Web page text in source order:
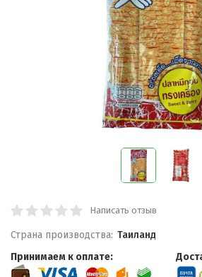
Написать отзыв
Страна производства: Таиланд
Принимаем к оплате: